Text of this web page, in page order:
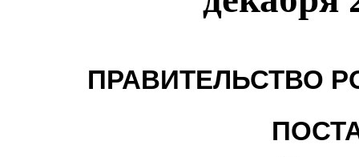
ПРАВИТЕЛЬСТВО